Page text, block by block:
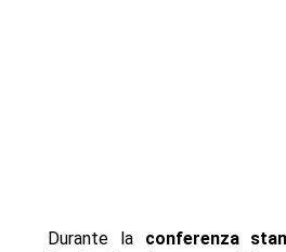
Durante la conferenza